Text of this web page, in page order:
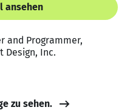
ansehen
and Programmer,
Design, Inc.
zu sehen.